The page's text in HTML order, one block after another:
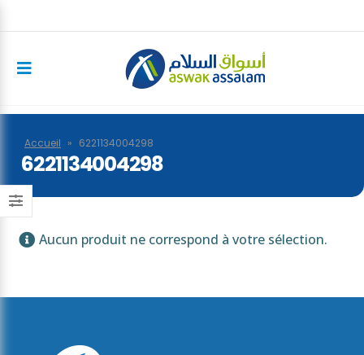
Accueil » 6221134004298
6221134004298
Aucun produit ne correspond à votre sélection.